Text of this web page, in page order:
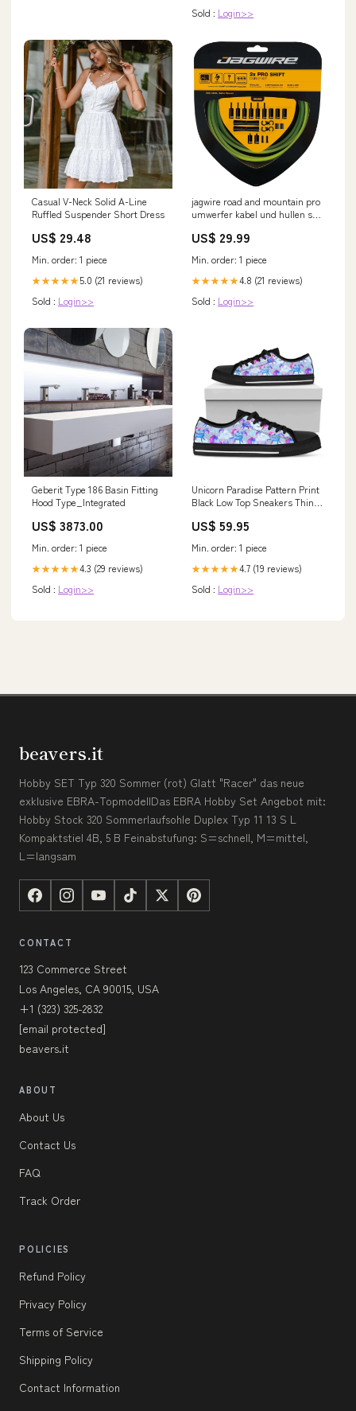
Sold : Login>>
Casual V-Neck Solid A-Line
Ruffled Suspender Short Dress
US$ 29.48
Min. order: 1 piece
★★★★★5.0 (21 reviews)
Sold : Login>>
jagwire road and mountain pro
umwerfer kabel und hullen set
US$ 29.99
Min. order: 1 piece
★★★★★4.8 (21 reviews)
Sold : Login>>
Geberit Type 186 Basin Fitting
Hood Type_Integrated
US$ 3873.00
Min. order: 1 piece
★★★★★4.3 (29 reviews)
Sold : Login>>
Unicorn Paradise Pattern Print
Black Low Top Sneakers Thin
US$ 59.95
Min. order: 1 piece
★★★★★4.7 (19 reviews)
Sold : Login>>
beavers.it
Hobby SET Typ 320 Sommer (rot) Glatt "Racer" das neue
exklusive EBRA-TopmodellDas EBRA Hobby Set Angebot mit:
Hobby Stock 320 Sommerlaufsohle Duplex Typ 11 13 S L
Kompaktstiel 4B, 5 B Feinabstufung: S=schnell, M=mittel,
L=langsam
CONTACT
123 Commerce Street
Los Angeles, CA 90015, USA
+1 (323) 325-2832
[email protected]
beavers.it
ABOUT
About Us
Contact Us
FAQ
Track Order
POLICIES
Refund Policy
Privacy Policy
Terms of Service
Shipping Policy
Contact Information